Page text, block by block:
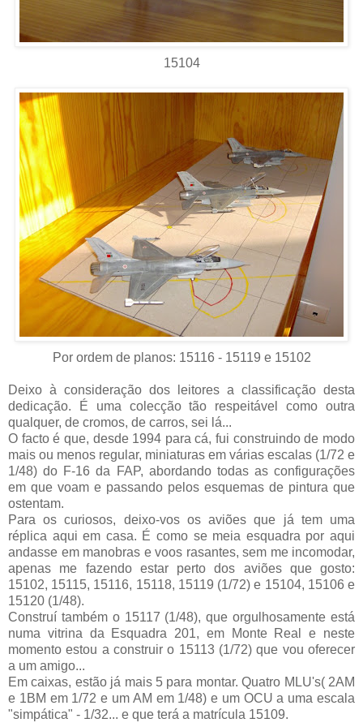
15104
Por ordem de planos: 15116 - 15119 e 15102
Deixo à consideração dos leitores a classificação desta
dedicação. É uma colecção tão respeitável como outra
qualquer, de cromos, de carros, sei lá...
O facto é que, desde 1994 para cá, fui construindo de modo
mais ou menos regular, miniaturas em várias escalas (1/72 e
1/48) do F-16 da FAP, abordando todas as configurações
em que voam e passando pelos esquemas de pintura que
ostentam.
Para os curiosos, deixo-vos os aviões que já tem uma
réplica aqui em casa. É como se meia esquadra por aqui
andasse em manobras e voos rasantes, sem me incomodar,
apenas me fazendo estar perto dos aviões que gosto:
15102, 15115, 15116, 15118, 15119 (1/72) e 15104, 15106 e
15120 (1/48).
Construí também o 15117 (1/48), que orgulhosamente está
numa vitrina da Esquadra 201, em Monte Real e neste
momento estou a construir o 15113 (1/72) que vou oferecer
a um amigo...
Em caixas, estão já mais 5 para montar. Quatro MLU's( 2AM
e 1BM em 1/72 e um AM em 1/48) e um OCU a uma escala
"simpática" - 1/32... e que terá a matrícula 15109.